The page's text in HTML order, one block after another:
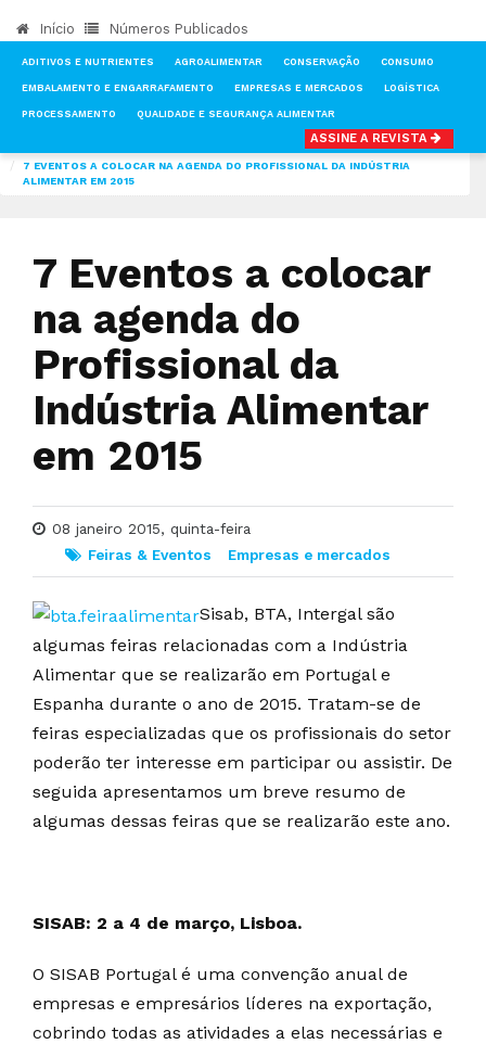
Início Números Publicados
ADITIVOS E NUTRIENTES AGROALIMENTAR CONSERVAÇÃO CONSUMO
EMBALAMENTO E ENGARRAFAMENTO EMPRESAS E MERCADOS LOGÍSTICA
PROCESSAMENTO QUALIDADE E SEGURANÇA ALIMENTAR
ASSINE A REVISTA
7 EVENTOS A COLOCAR NA AGENDA DO PROFISSIONAL DA INDÚSTRIA
ALIMENTAR EM 2015
7 Eventos a colocar
na agenda do
Profissional da
Indústria Alimentar
em 2015
08 janeiro 2015, quinta-feira
Feiras & Eventos
Empresas e mercados
Sisab, BTA, Intergal são
algumas feiras relacionadas com a Indústria
Alimentar que se realizarão em Portugal e
Espanha durante o ano de 2015. Tratam-se de
feiras especializadas que os profissionais do setor
poderão ter interesse em participar ou assistir. De
seguida apresentamos um breve resumo de
algumas dessas feiras que se realizarão este ano.
SISAB: 2 a 4 de março, Lisboa.
O SISAB Portugal é uma convenção anual de
empresas e empresários líderes na exportação,
cobrindo todas as atividades a elas necessárias e